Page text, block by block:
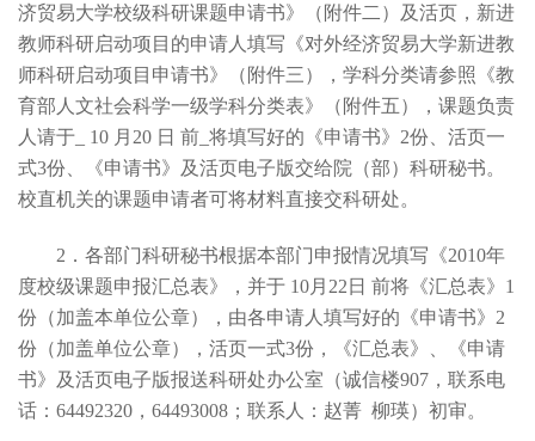
济贸易大学校级科研课题申请书》（附件二）及活页，新进
教师科研启动项目的申请人填写《对外经济贸易大学新进教
师科研启动项目申请书》（附件三），学科分类请参照《教
育部人文社会科学一级学科分类表》（附件五），课题负责
人请于­­­­_ 10 月20 日 前_将填写好的《申请书》2份、活页一
式3份、《申请书》及活页电子版交给院（部）科研秘书。
校直机关的课题申请者可将材料直接交科研处。
2 ．各部门科研秘书根据本部门申报情况填写《2010年
度校级课题申报汇总表》，并于 10月22日 前将《汇总表》1
份（加盖本单位公章），由各申请人填写好的《申请书》2
份（加盖单位公章），活页一式3份，《汇总表》、《申请
书》及活页电子版报送科研处办公室（诚信楼907，联系电
话：64492320，64493008；联系人：赵菁 柳瑛）初审。